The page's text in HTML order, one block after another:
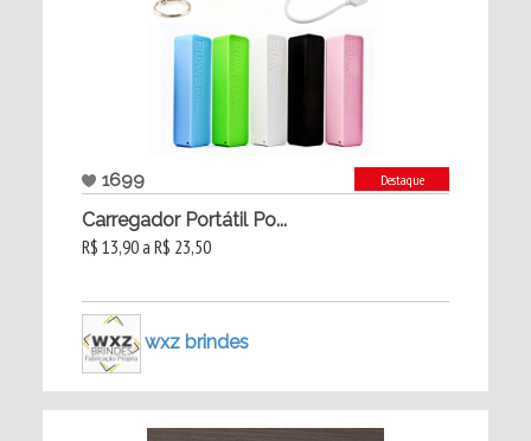
1699 Destaque
Carregador Portátil Po...
R$ 13,90 a R$ 23,50
wxz brindes